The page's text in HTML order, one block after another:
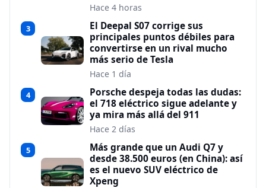
Hace 4 horas
3
El Deepal S07 corrige sus
principales puntos débiles para
convertirse en un rival mucho
más serio de Tesla
Hace 1 día
4
Porsche despeja todas las dudas:
el 718 eléctrico sigue adelante y
ya mira más allá del 911
Hace 2 días
5
Más grande que un Audi Q7 y
desde 38.500 euros (en China): así
es el nuevo SUV eléctrico de
Xpeng